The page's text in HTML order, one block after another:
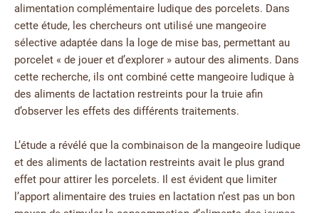
alimentation complémentaire ludique des porcelets. Dans
cette étude, les chercheurs ont utilisé une mangeoire
sélective adaptée dans la loge de mise bas, permettant au
porcelet « de jouer et d’explorer » autour des aliments. Dans
cette recherche, ils ont combiné cette mangeoire ludique à
des aliments de lactation restreints pour la truie afin
d’observer les effets des différents traitements.
L’étude a révélé que la combinaison de la mangeoire ludique
et des aliments de lactation restreints avait le plus grand
effet pour attirer les porcelets. Il est évident que limiter
l’apport alimentaire des truies en lactation n’est pas un bon